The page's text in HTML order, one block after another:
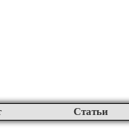
Статьи